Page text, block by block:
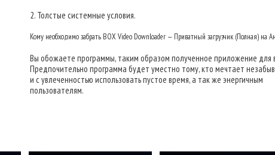
2. Толстые системные условия.
Кому необходимо забрать BOX Video Downloader — Приватный загрузчик (Полная) на
Вы обожаете программы, таким образом полученное приложение для
Предпочительно программа будет уместно тому, кто мечтает
и с увлеченностью использовать пустое время, а так же энергичным
пользователям.